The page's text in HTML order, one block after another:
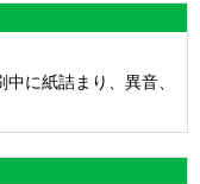
に紙詰まり、異音、